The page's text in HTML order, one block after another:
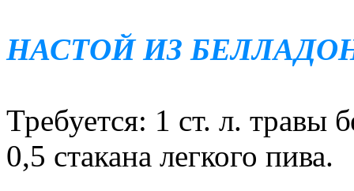
НАСТОЙ ИЗ
Требуется: 1 ст. л. травы
0,5 стакана легкого пива.